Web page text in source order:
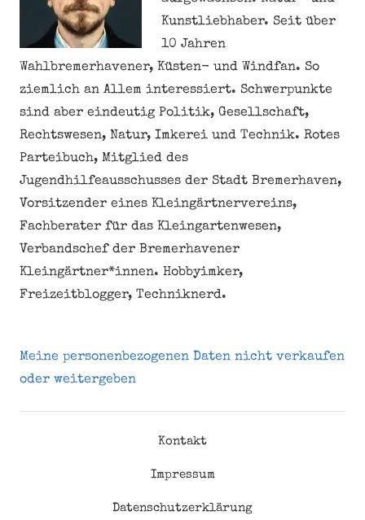
Kunstliebhaber. Seit über
10 Jahren
Wahlbremerhavener, Küsten- und Windfan. So
ziemlich an Allem interessiert. Schwerpunkte
sind aber eindeutig Politik, Gesellschaft,
Rechtswesen, Natur, Imkerei und Technik. Rotes
Parteibuch, Mitglied des
Jugendhilfeausschusses der Stadt Bremerhaven,
Vorsitzender eines Kleingärtnervereins,
Fachberater für das Kleingartenwesen,
Verbandschef der Bremerhavener
Kleingärtner*innen. Hobbyimker,
Freizeitblogger, Techniknerd.
Meine personenbezogenen Daten nicht verkaufen
oder weitergeben
Kontakt
Impressum
Datenschutzerklärung